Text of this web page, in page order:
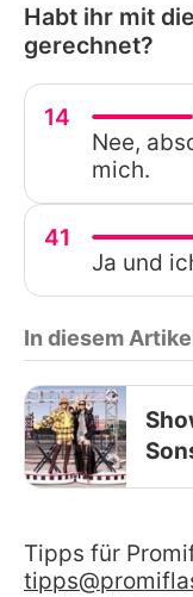
Habt ihr mit
gerechnet?
14
Nee,
mich.
41
Ja und
In diesem
Tipps für